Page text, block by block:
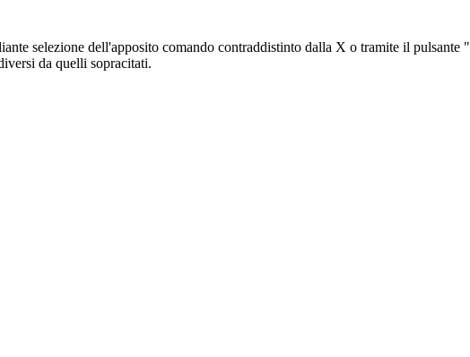
selezione dell'apposito comando contraddistinto dalla X o tramite il
da quelli sopracitati.